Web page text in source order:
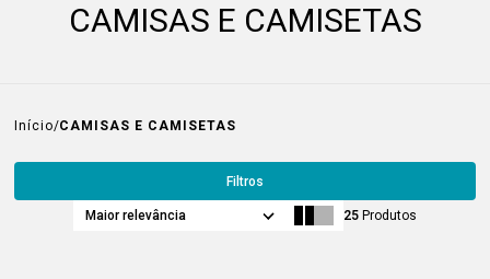
CAMISAS E CAMISETAS
Início CAMISAS E CAMISETAS
Filtros
25 Produtos
Maior relevância